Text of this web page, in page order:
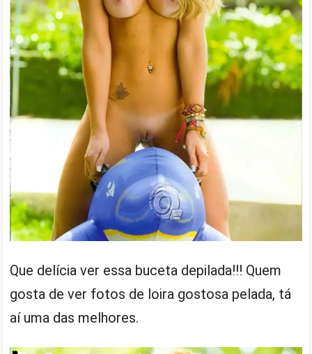
Que delícia ver essa buceta depilada!!! Quem
gosta de ver fotos de loira gostosa pelada, tá
aí uma das melhores.